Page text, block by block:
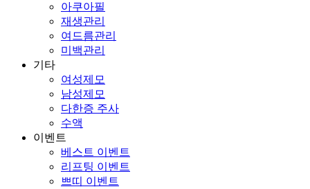
아쿠아필
재생관리
여드름관리
미백관리
기타
여성제모
남성제모
다한증 주사
수액
이벤트
베스트 이벤트
리프팅 이벤트
쁘띠 이벤트